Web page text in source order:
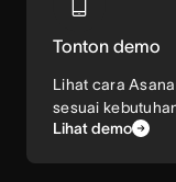
Tonton demo
Lihat cara
sesuai
Lihat demo